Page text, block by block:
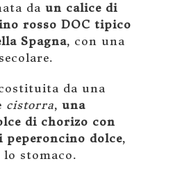
da un calice di
rosso DOC tipico
Spagna, con una
da una
cistorra, una
di chorizo con
peperoncino dolce,
lo stomaco.